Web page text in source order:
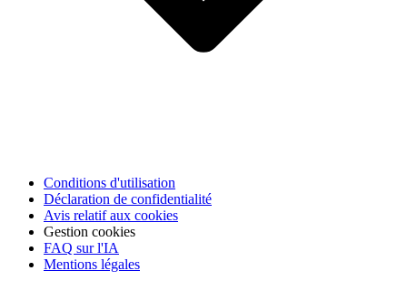
Conditions d'utilisation
Déclaration de confidentialité
Avis relatif aux cookies
Gestion cookies
FAQ sur l'IA
Mentions légales